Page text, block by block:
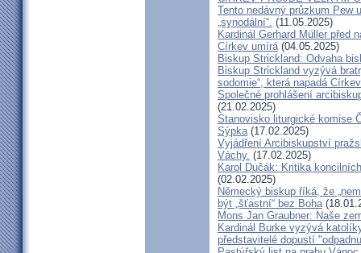
Tento nedávný průzkum Pew
„synodální“. (11.05.2025)
Kardinál Gerhard Müller před
Církev umírá(04.05.2025)
Biskup Strickland: Odvaha
Biskup Strickland vyzývá
sodomie“, která napadá Církev
Společné prohlášení
(21.02.2025)
Stanovisko liturgické komise
Sýpka(17.02.2025)
Vyjádření Arcibiskupství
Váchy. (17.02.2025)
Karol Dučák: Kritika
(02.02.2025)
Německý biskup říká, že
být „šťastní“ bez Boha
Mons Jan Graubner: Naše
Kardinál Burke vyzývá
představitelé dopustí